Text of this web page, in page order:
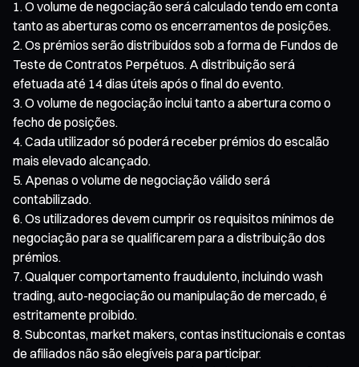
O volume de negociação será calculado tendo em conta
tanto as aberturas como os encerramentos de posições.
Os prémios serão distribuídos sob a forma de Fundos de
Teste de Contratos Perpétuos. A distribuição será
efetuada até 14 dias úteis após o final do evento.
O volume de negociação inclui tanto a abertura como o
fecho de posições.
Cada utilizador só poderá receber prémios do escalão
mais elevado alcançado.
Apenas o volume de negociação válido será
contabilizado.
Os utilizadores devem cumprir os requisitos mínimos de
negociação para se qualificarem para a distribuição dos
prémios.
Qualquer comportamento fraudulento, incluindo wash
trading, auto-negociação ou manipulação de mercado, é
estritamente proibido.
Subcontas, market makers, contas institucionais e contas
de afiliados não são elegíveis para participar.